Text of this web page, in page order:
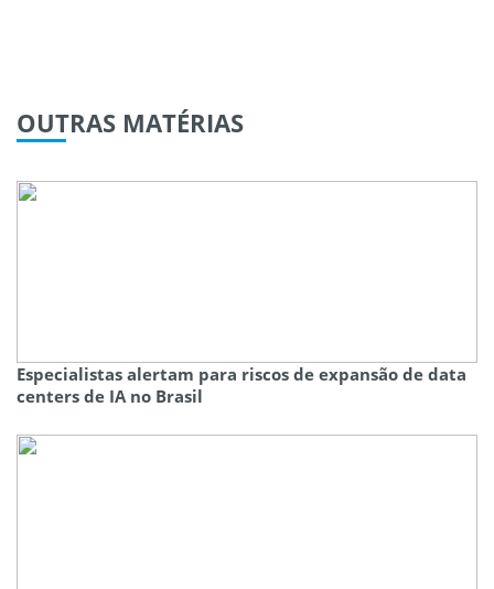
OUTRAS MATÉRIAS
Especialistas alertam para riscos de expansão de data
centers de IA no Brasil